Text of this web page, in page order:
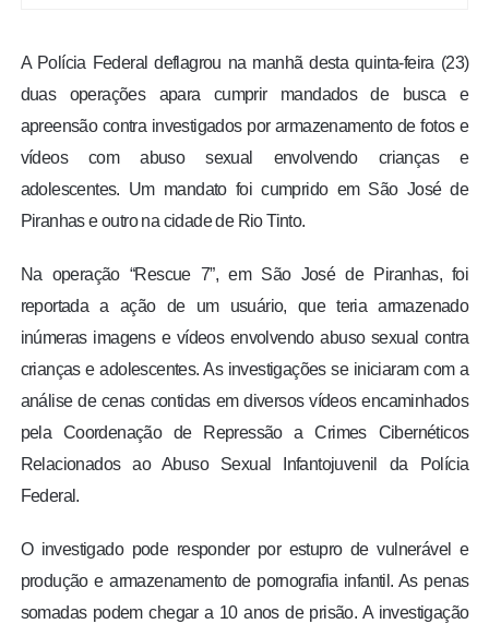
COLUNISTAS
A Polícia Federal deflagrou na manhã desta quinta-feira (23)
duas operações apara cumprir mandados de busca e
apreensão contra investigados por armazenamento de fotos e
vídeos com abuso sexual envolvendo crianças e
adolescentes. Um mandato foi cumprido em São José de
Piranhas e outro na cidade de Rio Tinto.
Na operação “Rescue 7”, em São José de Piranhas, foi
reportada a ação de um usuário, que teria armazenado
inúmeras imagens e vídeos envolvendo abuso sexual contra
crianças e adolescentes. As investigações se iniciaram com a
análise de cenas contidas em diversos vídeos encaminhados
pela Coordenação de Repressão a Crimes Cibernéticos
Relacionados ao Abuso Sexual Infantojuvenil da Polícia
Federal.
O investigado pode responder por estupro de vulnerável e
produção e armazenamento de pornografia infantil. As penas
somadas podem chegar a 10 anos de prisão. A investigação